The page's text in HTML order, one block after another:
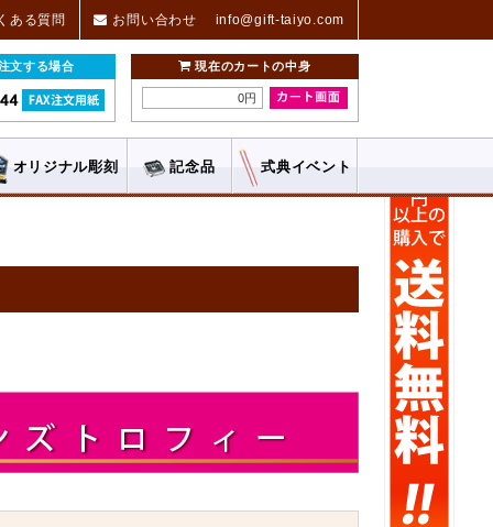
ある質問 お問い合わせ info@gift-taiyo.com
文する場合 現在のカートの中身
0円
オリジナル彫刻 記念品 式典イベント